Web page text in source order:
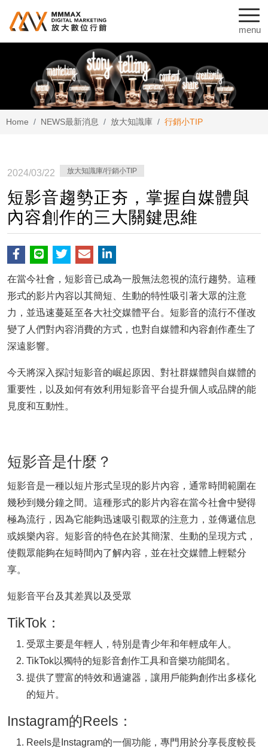
Home NEWS最新消息 放大知識庫 行銷小TIP
2024/03/22 放大知識庫/行銷小TIP
短影音趨勢正夯，掌握自媒體與
內容創作的三大關鍵思維
在當今社會，短影音已成為一股無法忽視的流行趨勢。這種
形式的影片內容以其簡短、生動的特性吸引著大眾的注意
力，並迅速蔓延至各大社交媒體平台。短影音的流行不僅改
變了人們對內容消費的方式，也對自媒體和內容創作產生了
深遠影響。
今天將深入探討短影音的崛起原因、對社群媒體與自媒體的
重要性，以及如何有效利用短影音平台提升個人或品牌的能
見度和互動性。
短影音是什麼？
短影音是一種以短片形式呈現的影片內容，通常時間範圍在
幾秒到幾分鐘之間。這種形式的影片內容在當今社會中變得
極為流行，因為它能夠迅速吸引觀眾的注意力，並傳遞信息
或娛樂內容。短影音的特色在於其簡潔、生動的呈現方式，
使觀眾能夠在短時間內了解內容，並在社交媒體上輕鬆分
享。
短影音平台及其差異以及受眾
TikTok：
受眾主要是年輕人，特別是青少年和年輕成年人。
TikTok以獨特的短影音創作工具和音樂功能聞名。
提供了豐富的特效和過濾器，讓用戶能夠創作出多樣化
的短片。
Instagram的Reels：
Reels是Instagram的一個功能，專門用於分享長度較長